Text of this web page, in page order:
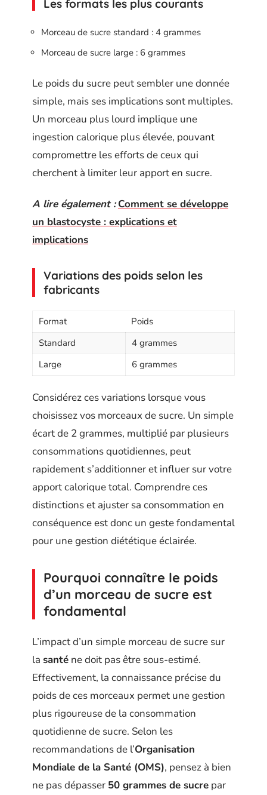
Les formats les plus courants
Morceau de sucre standard : 4 grammes
Morceau de sucre large : 6 grammes
Le poids du sucre peut sembler une donnée
simple, mais ses implications sont multiples.
Un morceau plus lourd implique une
ingestion calorique plus élevée, pouvant
compromettre les efforts de ceux qui
cherchent à limiter leur apport en sucre.
A lire également : Comment se développe
un blastocyste : explications et
implications
Variations des poids selon les
fabricants
Format
Poids
Standard
4 grammes
Large
6 grammes
Considérez ces variations lorsque vous
choisissez vos morceaux de sucre. Un simple
écart de 2 grammes, multiplié par plusieurs
consommations quotidiennes, peut
rapidement s’additionner et influer sur votre
apport calorique total. Comprendre ces
distinctions et ajuster sa consommation en
conséquence est donc un geste fondamental
pour une gestion diététique éclairée.
Pourquoi connaître le poids
d’un morceau de sucre est
fondamental
L’impact d’un simple morceau de sucre sur
la santé ne doit pas être sous-estimé.
Effectivement, la connaissance précise du
poids de ces morceaux permet une gestion
plus rigoureuse de la consommation
quotidienne de sucre. Selon les
recommandations de l’Organisation
Mondiale de la Santé (OMS), pensez à bien
ne pas dépasser 50 grammes de sucre par